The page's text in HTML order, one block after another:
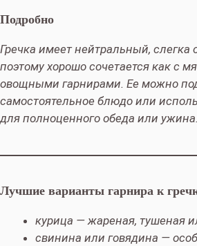
Подробно
Гречка имеет нейтральный, слегка
поэтому хорошо сочетается как с
овощными гарнирами. Ее можно
самостоятельное блюдо или
для полноценного обеда или ужина.
Лучшие варианты гарнира к
курица — жареная, тушеная
свинина или говядина —